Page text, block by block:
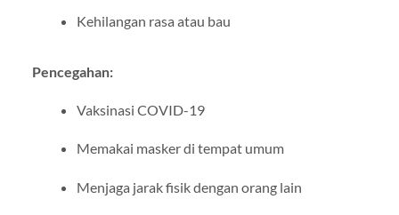
Kehilangan rasa atau bau
Pencegahan:
Vaksinasi COVID-19
Memakai masker di tempat umum
Menjaga jarak fisik dengan orang lain